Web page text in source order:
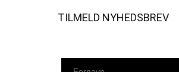
TILMELD NYHEDSBREV